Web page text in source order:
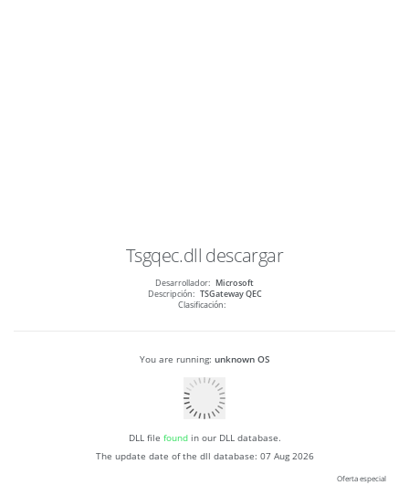
Tsgqec.dll descargar
Desarrollador: Microsoft
Descripción: TSGateway QEC
Clasificación:
You are running: unknown OS
DLL file foundin our DLL database.
The update date of the dll database: 07 Aug 2026
Oferta especial